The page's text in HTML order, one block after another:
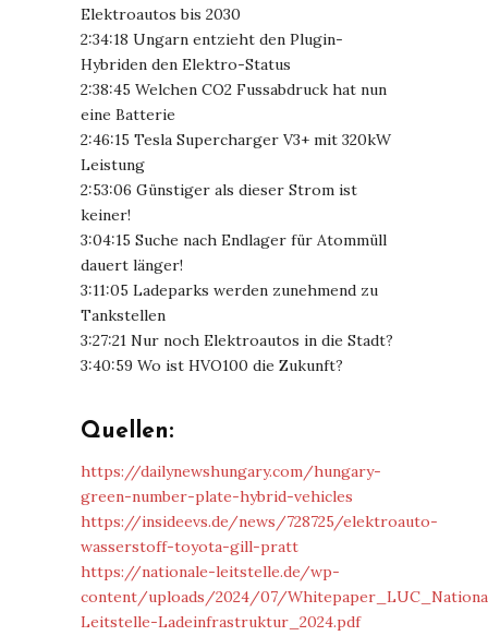
Elektroautos bis 2030
2:34:18 Ungarn entzieht den Plugin-
Hybriden den Elektro-Status
2:38:45 Welchen CO2 Fussabdruck hat nun
eine Batterie
2:46:15 Tesla Supercharger V3+ mit 320kW
Leistung
2:53:06 Günstiger als dieser Strom ist
keiner!
3:04:15 Suche nach Endlager für Atommüll
dauert länger!
3:11:05 Ladeparks werden zunehmend zu
Tankstellen
3:27:21 Nur noch Elektroautos in die Stadt?
3:40:59 Wo ist HVO100 die Zukunft?
Quellen:
https://dailynewshungary.com/hungary-
green-number-plate-hybrid-vehicles
https://insideevs.de/news/728725/elektroauto-
wasserstoff-toyota-gill-pratt
https://nationale-leitstelle.de/wp-
content/uploads/2024/07/
Leitstelle-Ladeinfrastruktur_2024.pdf